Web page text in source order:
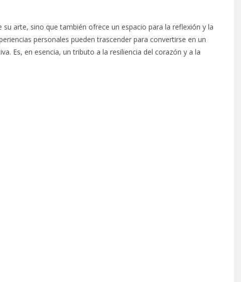
arte, sino que también ofrece un espacio para la reflexión y la
personales pueden trascender para convertirse en un
Es, en esencia, un tributo a la resiliencia del corazón y a la